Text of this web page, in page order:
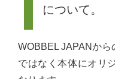
について。
WOBBEL JAPANか
ではなく本体にオリ